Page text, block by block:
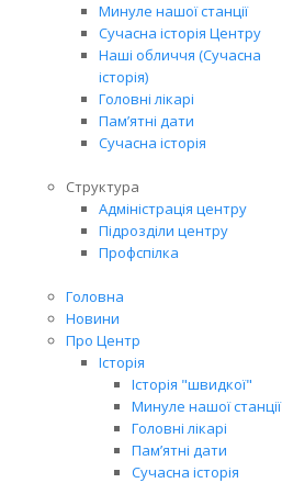
Минуле нашої станції
Сучасна історія Центру
Наші обличчя (Сучасна
історія)
Головні лікарі
Пам’ятні дати
Сучасна історія
Структура
Адміністрація центру
Підрозділи центру
Профспілка
Головна
Новини
Про Центр
Історія
Історія "швидкої"
Минуле нашої станції
Головні лікарі
Пам’ятні дати
Сучасна історія